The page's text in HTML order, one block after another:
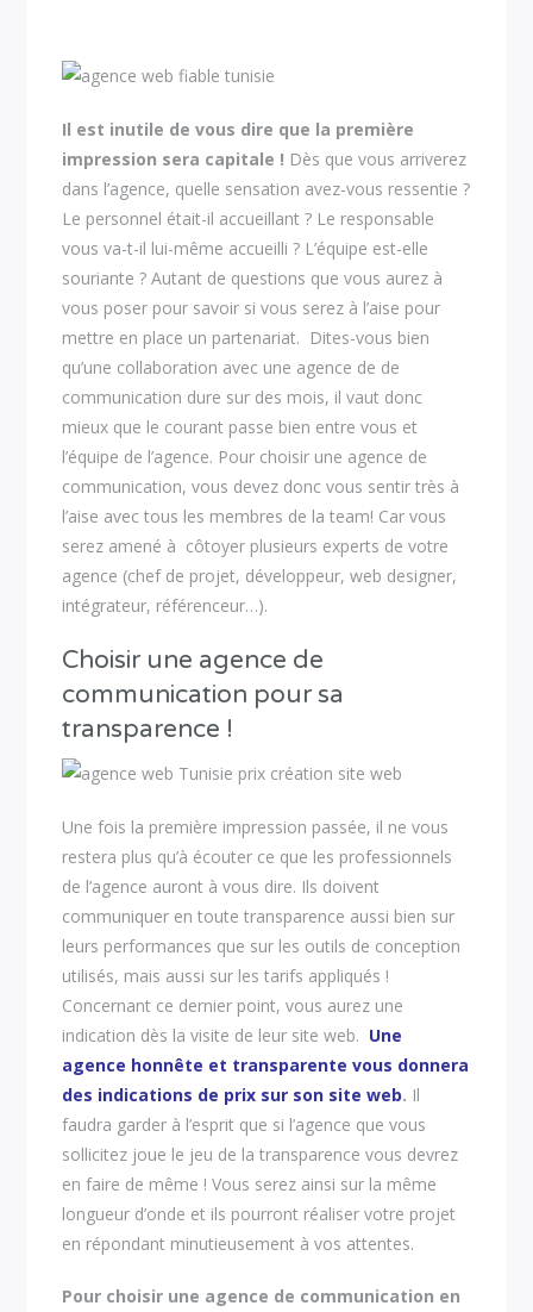
Il est inutile de vous dire que la première
impression sera capitale ! Dès que vous arriverez
dans l’agence, quelle sensation avez-vous ressentie ?
Le personnel était-il accueillant ? Le responsable
vous va-t-il lui-même accueilli ? L’équipe est-elle
souriante ? Autant de questions que vous aurez à
vous poser pour savoir si vous serez à l’aise pour
mettre en place un partenariat. Dites-vous bien
qu’une collaboration avec une agence de de
communication dure sur des mois, il vaut donc
mieux que le courant passe bien entre vous et
l’équipe de l’agence. Pour choisir une agence de
communication, vous devez donc vous sentir très à
l’aise avec tous les membres de la team! Car vous
serez amené à côtoyer plusieurs experts de votre
agence (chef de projet, développeur, web designer,
intégrateur, référenceur…).
Choisir une agence de
communication pour sa
transparence !
Une fois la première impression passée, il ne vous
restera plus qu’à écouter ce que les professionnels
de l’agence auront à vous dire. Ils doivent
communiquer en toute transparence aussi bien sur
leurs performances que sur les outils de conception
utilisés, mais aussi sur les tarifs appliqués !
Concernant ce dernier point, vous aurez une
indication dès la visite de leur site web. Une
agence honnête et transparente vous donnera
des indications de prix sur son site web. Il
faudra garder à l’esprit que si l’agence que vous
sollicitez joue le jeu de la transparence vous devrez
en faire de même ! Vous serez ainsi sur la même
longueur d’onde et ils pourront réaliser votre projet
en répondant minutieusement à vos attentes.
Pour choisir une agence de communication en